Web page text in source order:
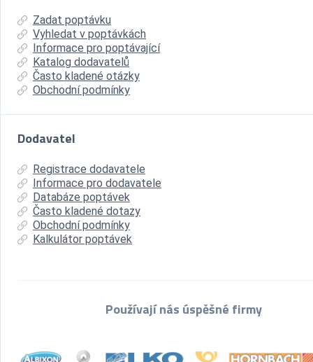
Zadat poptávku
Vyhledat v poptávkách
Informace pro poptávající
Katalog dodavatelů
Často kladené otázky
Obchodní podmínky
Dodavatel
Registrace dodavatele
Informace pro dodavatele
Databáze poptávek
Často kladené dotazy
Obchodní podmínky
Kalkulátor poptávek
Používají nás úspěšné firmy